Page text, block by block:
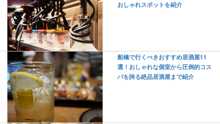
おしゃれスポットを紹介
船橋で行くべきおすすめ居酒屋11
選！おしゃれな個室から圧倒的コス
パを誇る絶品居酒屋まで紹介